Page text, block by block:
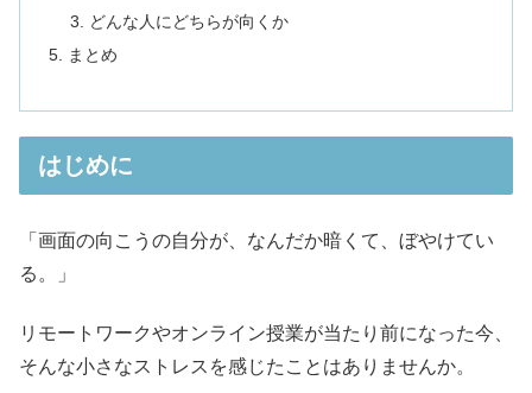
どんな人にどちらが向くか
まとめ
はじめに
「画面の向こうの自分が、なんだか暗くて、ぼやけてい
る。」
リモートワークやオンライン授業が当たり前になった今、
そんな小さなストレスを感じたことはありませんか。